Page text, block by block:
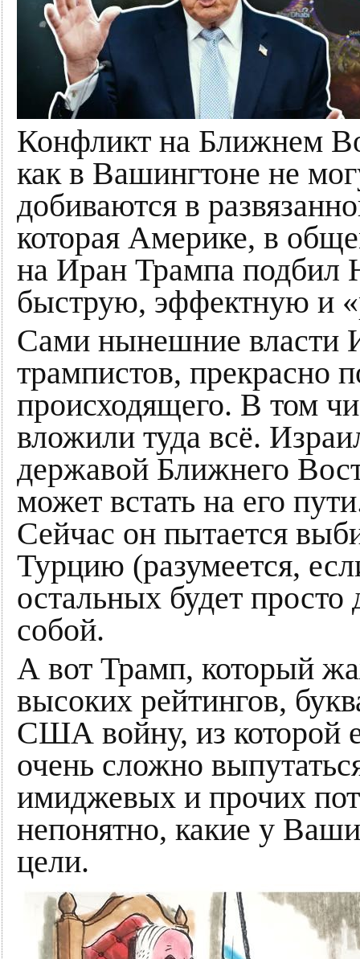
Конфликт на Ближнем
как в Вашингтоне не
добиваются в
которая Америке, в
на Иран Трампа подбил
быструю, эффектную и
Сами нынешние власти
трампистов, прекрасно
происходящего. В том
вложили туда всё.
державой Ближнего
может встать на его
Сейчас он пытается
Турцию (разумеется,
остальных будет
собой.
А вот Трамп, который
высоких рейтингов,
США войну, из которой
очень сложно
имиджевых и прочих
непонятно, какие у
цели.